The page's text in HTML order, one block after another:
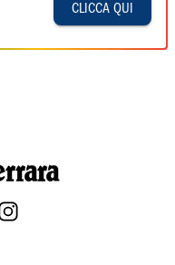
CLICCA QUI